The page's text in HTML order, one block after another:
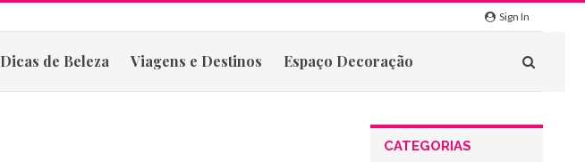
Sign In
Dicas de Beleza Viagens e Destinos Espaço Decoração
CATEGORIAS